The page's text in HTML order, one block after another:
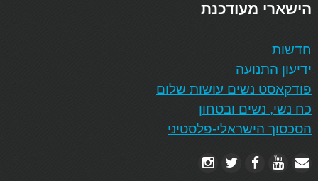
הישארי מעודכנת
חדשות
ידיעון התנועה
פודקאסט נשים עושות שלום
כח נשי, נשים ובטחון
הסכסוך הישראלי-פלסטיני